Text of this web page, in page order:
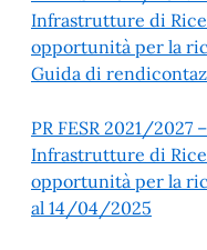
Infrastrutture di
opportunità per la
Guida di
PR FESR 2021/2027
Infrastrutture di
opportunità per la
al 14/04/2025